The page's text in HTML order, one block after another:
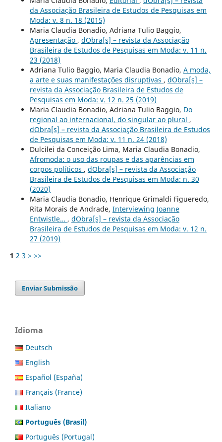
da Associação Brasileira de Estudos de Pesquisas em
Moda: v. 8 n. 18 (2015)
Maria Claudia Bonadio, Adriana Tulio Baggio,
Apresentação , dObra[s] – revista da Associação
Brasileira de Estudos de Pesquisas em Moda: v. 11 n.
23 (2018)
Adriana Tulio Baggio, Maria Claudia Bonadio, A moda,
a arte e suas manifestações disruptivas , dObra[s] –
revista da Associação Brasileira de Estudos de
Pesquisas em Moda: v. 12 n. 25 (2019)
Maria Claudia Bonadio, Adriana Tulio Baggio, Do
regional ao internacional, do singular ao plural ,
dObra[s] – revista da Associação Brasileira de Estudos
de Pesquisas em Moda: v. 11 n. 24 (2018)
Dulcilei da Conceição Lima, Maria Claudia Bonadio,
Afromoda: o uso das roupas e das aparências em
corpos políticos , dObra[s] – revista da Associação
Brasileira de Estudos de Pesquisas em Moda: n. 30
(2020)
Maria Claudia Bonadio, Henrique Grimaldi Figueredo,
Rita Morais de Andrade, Interviewing Joanne
Entwistle… , dObra[s] – revista da Associação
Brasileira de Estudos de Pesquisas em Moda: v. 12 n.
27 (2019)
1 2 3 > >>
Enviar Submissão
Idioma
Deutsch
English
Español (España)
Français (France)
Italiano
Português (Brasil)
Português (Portugal)